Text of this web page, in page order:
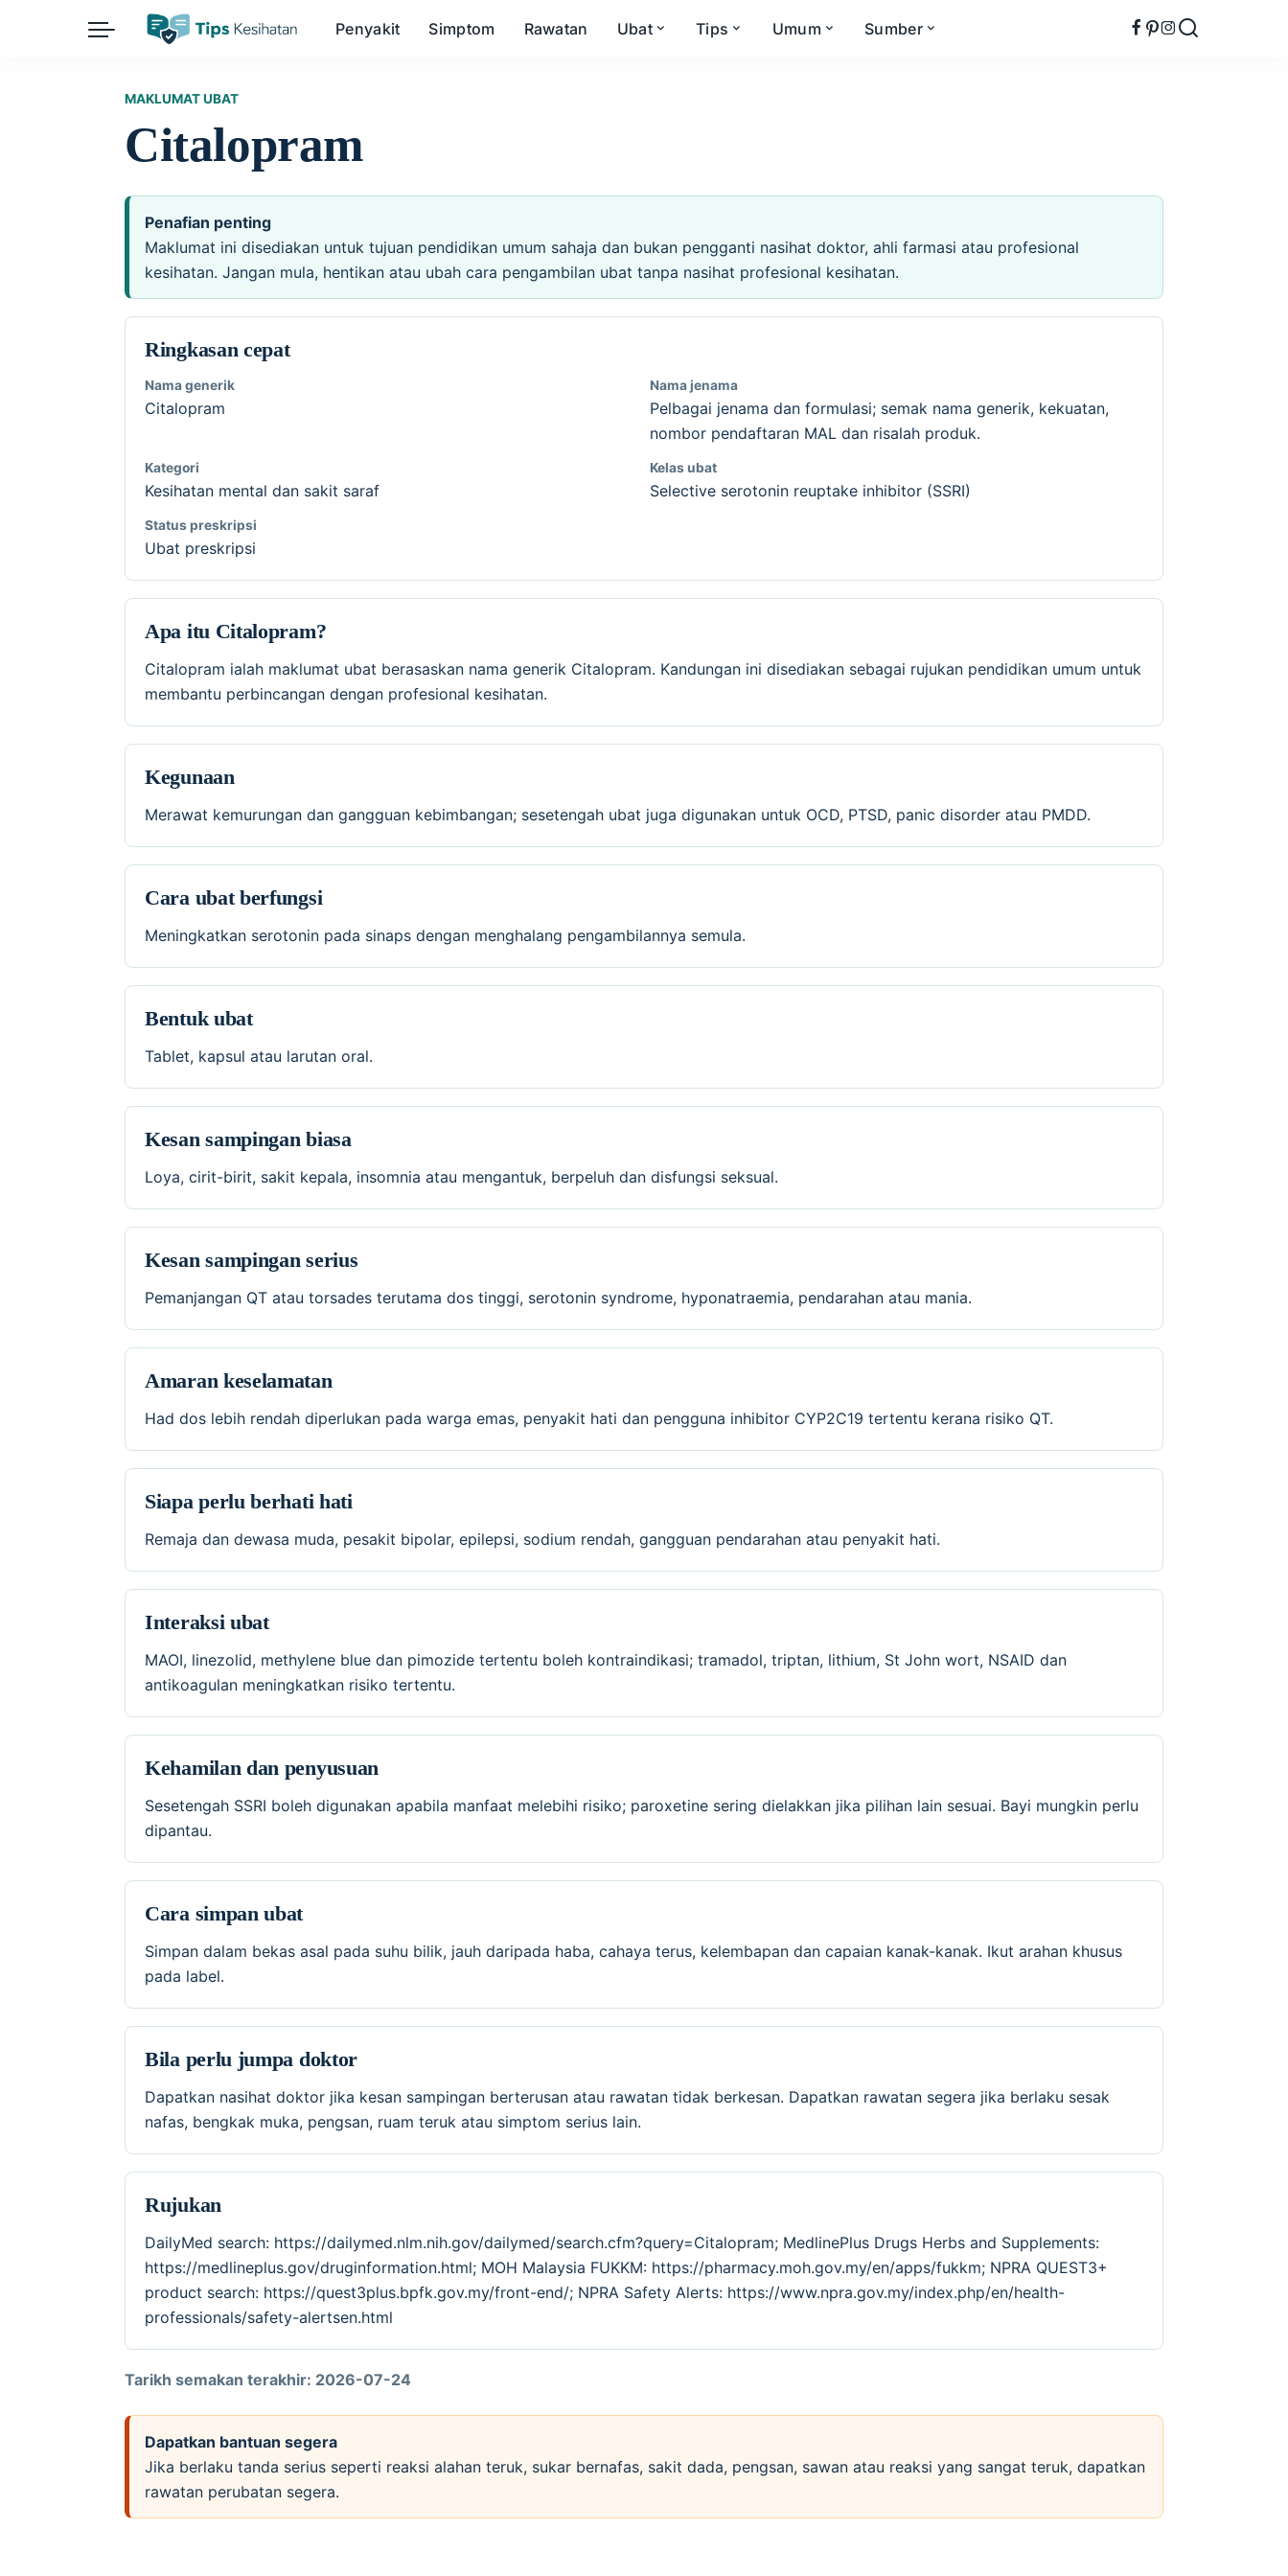
Penyakit Simptom Rawatan Ubat
Herba
Tips
Keibubapaan
Kehamilan
Kesihatan Mental
Nutrisi
Umum
Kesihatan Awam
Kesihatan Digital
Sains Sukan
Sumber
MAKLUMAT UBAT
Citalopram
Penafian penting
Maklumat ini disediakan untuk tujuan pendidikan umum sahaja dan bukan pengganti nasihat doktor, ahli farmasi atau profesional
kesihatan. Jangan mula, hentikan atau ubah cara pengambilan ubat tanpa nasihat profesional kesihatan.
Ringkasan cepat
Nama generik
Citalopram
Nama jenama
Pelbagai jenama dan formulasi; semak nama generik, kekuatan,
nombor pendaftaran MAL dan risalah produk.
Kategori
Kesihatan mental dan sakit saraf
Kelas ubat
Selective serotonin reuptake inhibitor (SSRI)
Status preskripsi
Ubat preskripsi
Apa itu Citalopram?
Citalopram ialah maklumat ubat berasaskan nama generik Citalopram. Kandungan ini disediakan sebagai rujukan pendidikan umum untuk
membantu perbincangan dengan profesional kesihatan.
Kegunaan
Merawat kemurungan dan gangguan kebimbangan; sesetengah ubat juga digunakan untuk OCD, PTSD, panic disorder atau PMDD.
Cara ubat berfungsi
Meningkatkan serotonin pada sinaps dengan menghalang pengambilannya semula.
Bentuk ubat
Tablet, kapsul atau larutan oral.
Kesan sampingan biasa
Loya, cirit-birit, sakit kepala, insomnia atau mengantuk, berpeluh dan disfungsi seksual.
Kesan sampingan serius
Pemanjangan QT atau torsades terutama dos tinggi, serotonin syndrome, hyponatraemia, pendarahan atau mania.
Amaran keselamatan
Had dos lebih rendah diperlukan pada warga emas, penyakit hati dan pengguna inhibitor CYP2C19 tertentu kerana risiko QT.
Siapa perlu berhati hati
Remaja dan dewasa muda, pesakit bipolar, epilepsi, sodium rendah, gangguan pendarahan atau penyakit hati.
Interaksi ubat
MAOI, linezolid, methylene blue dan pimozide tertentu boleh kontraindikasi; tramadol, triptan, lithium, St John wort, NSAID dan
antikoagulan meningkatkan risiko tertentu.
Kehamilan dan penyusuan
Sesetengah SSRI boleh digunakan apabila manfaat melebihi risiko; paroxetine sering dielakkan jika pilihan lain sesuai. Bayi mungkin perlu
dipantau.
Cara simpan ubat
Simpan dalam bekas asal pada suhu bilik, jauh daripada haba, cahaya terus, kelembapan dan capaian kanak-kanak. Ikut arahan khusus
pada label.
Bila perlu jumpa doktor
Dapatkan nasihat doktor jika kesan sampingan berterusan atau rawatan tidak berkesan. Dapatkan rawatan segera jika berlaku sesak
nafas, bengkak muka, pengsan, ruam teruk atau simptom serius lain.
Rujukan
DailyMed search: https://dailymed.nlm.nih.gov/dailymed/search.cfm?query=Citalopram; MedlinePlus Drugs Herbs and Supplements:
https://medlineplus.gov/druginformation.html; MOH Malaysia FUKKM: https://pharmacy.moh.gov.my/en/apps/fukkm; NPRA QUEST3+
product search: https://quest3plus.bpfk.gov.my/front-end/; NPRA Safety Alerts: https://www.npra.gov.my/index.php/en/health-
professionals/safety-alertsen.html
Tarikh semakan terakhir: 2026-07-24
Dapatkan bantuan segera
Jika berlaku tanda serius seperti reaksi alahan teruk, sukar bernafas, sakit dada, pengsan, sawan atau reaksi yang sangat teruk, dapatkan
rawatan perubatan segera.